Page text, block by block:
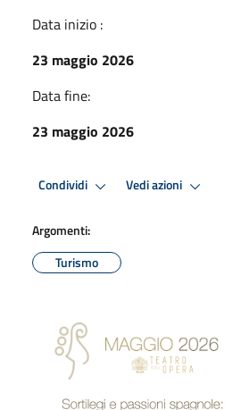
Data inizio :
23 maggio 2026
Data fine:
23 maggio 2026
Condividi Vedi azioni
Argomenti:
Turismo